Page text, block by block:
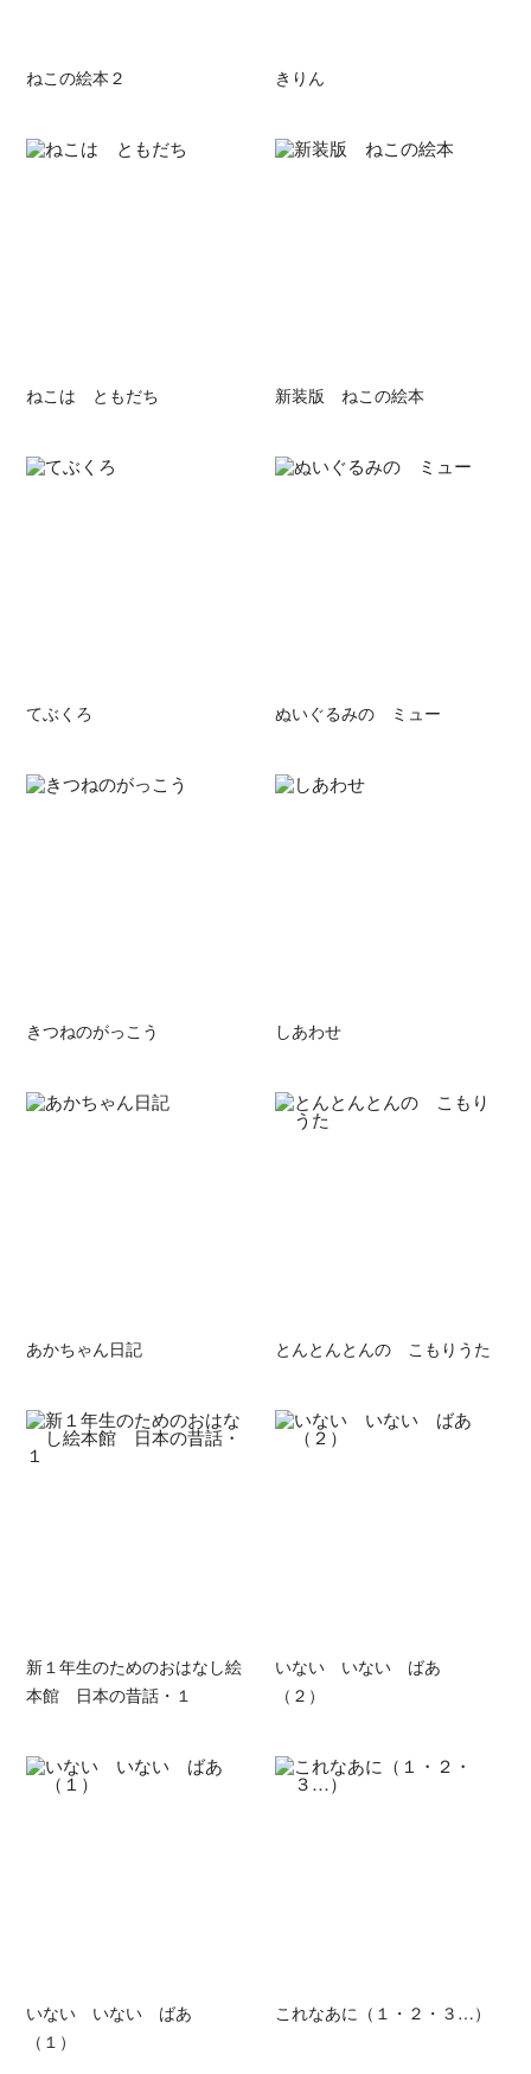
ねこの絵本２ きりん
ねこは ともだち 新装版 ねこの絵本
てぶくろ ぬいぐるみの ミュー
きつねのがっこう しあわせ
あかちゃん日記 とんとんとんの こもりうた
新１年生のためのおはなし絵
本館 日本の昔話・１
いない いない ばあ
（２）
いない いない ばあ
（１）
これなあに（１・２・３…）